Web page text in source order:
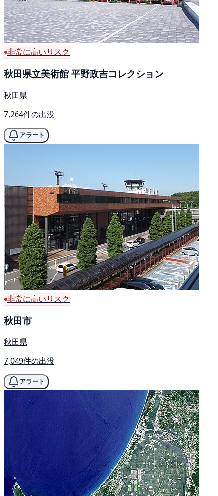
非常に高いリスク
秋田県立美術館 平野政吉コレクション
秋田県
7,264件の出没
アラート
非常に高いリスク
秋田市
秋田県
7,049件の出没
アラート